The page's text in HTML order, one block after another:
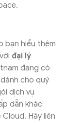
bạn hiểu thêm
đại lý
đang có
cho quý
dịch vụ
dẫn khác
Hãy liên